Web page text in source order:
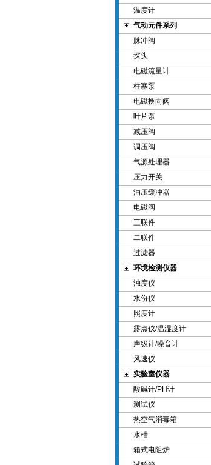
温度计
气动元件系列
脉冲阀
探头
电磁流量计
柱塞泵
电磁换向阀
叶片泵
减压阀
调压阀
气源处理器
压力开关
油压缓冲器
电磁阀
三联件
二联件
过滤器
环境检测仪器
浊度仪
水份仪
照度计
露点仪/温湿度计
声级计/噪音计
风速仪
实验室仪器
酸碱计/PH计
测试仪
热空气消毒箱
水槽
箱式电阻炉